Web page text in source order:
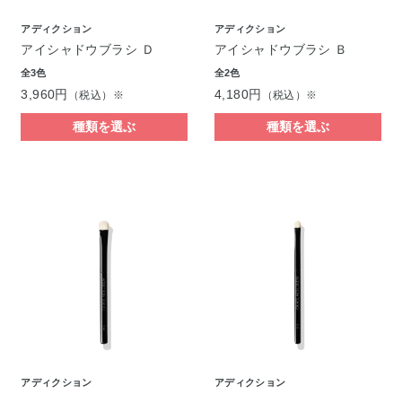
アディクション
アイシャドウブラシ Ｄ
全3色
3,960円 （税込）※
種類を選ぶ
アディクション
アイシャドウブラシ Ｂ
全2色
4,180円 （税込）※
種類を選ぶ
アディクション アディクション